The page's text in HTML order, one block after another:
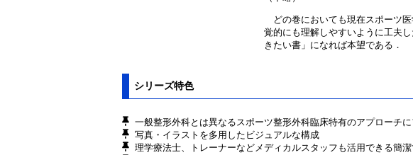
どの巻においても現在スポーツ
覚的にも理解しやすいように工夫
きたい書」になれば本望である．
シリーズ特色
一般整形外科とは異なるスポーツ整形外科臨床特有のアプローチ
写真・イラストを多用したビジュアルな構成
理学療法士、トレーナーなどメディカルスタッフも活用できる簡